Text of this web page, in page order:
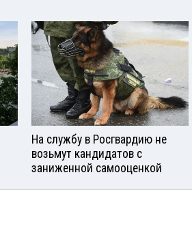
На службу в Росгвардию не
возьмут кандидатов с
заниженной самооценкой